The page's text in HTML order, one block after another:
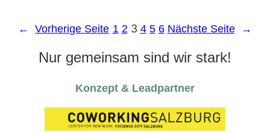
← Vorherige Seite 1 2 3 4 5 6 Nächste Seite →
Nur gemeinsam sind wir stark!
Konzept & Leadpartner